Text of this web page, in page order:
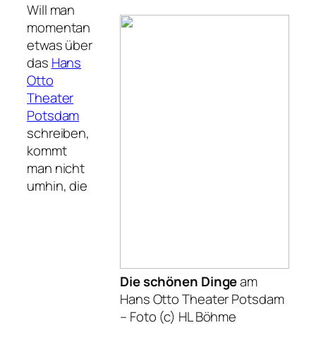
Die schönen Dingeam
Hans Otto Theater Potsdam
– Foto (c) HL Böhme
Will man
momentan
etwas über
das Hans
Otto
Theater
Potsdam
schreiben,
kommt
man nicht
umhin, die